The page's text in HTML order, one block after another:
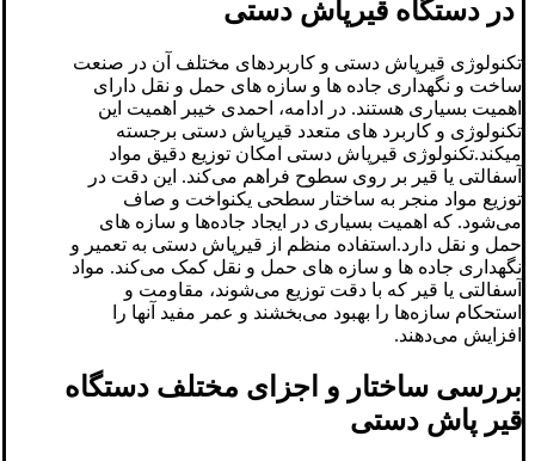
در دستگاه قیرپاش دستی
تکنولوژی قیرپاش دستی و کاربردهای مختلف آن در صنعت
ساخت و نگهداری جاده ‌ها و سازه‌ های حمل و نقل دارای
اهمیت بسیاری هستند. در ادامه، احمدی خیبر اهمیت این
تکنولوژی و کاربرد های متعدد قیرپاش دستی برجسته
میکند.تکنولوژی قیرپاش دستی امکان توزیع دقیق مواد
آسفالتی یا قیر بر روی سطوح فراهم می‌کند. این دقت در
توزیع مواد منجر به ساختار سطحی یکنواخت و صاف
می‌شود. که اهمیت بسیاری در ایجاد جاده‌ها و سازه‌ های
حمل و نقل دارد.استفاده منظم از قیرپاش دستی به تعمیر و
نگهداری جاده ‌ها و سازه‌ های حمل و نقل کمک می‌کند. مواد
آسفالتی یا قیر که با دقت توزیع می‌شوند، مقاومت و
استحکام سازه‌ها را بهبود می‌بخشند و عمر مفید آنها را
افزایش می‌دهند.
بررسی ساختار و اجزای مختلف دستگاه
قیر پاش دستی